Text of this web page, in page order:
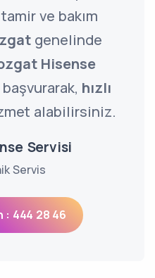
ve bakım
genelinde
Hisense
hızlı
alabilirsiniz.
Servisi
Servis
: 444 28 46